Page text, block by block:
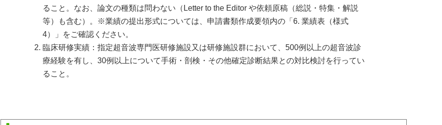
ること。なお、論文の種類は問わない（Letter to the Editor や依頼原稿（総説・特集・解説
等）も含む）。※業績の提出形式については、申請書類作成要領内の「6. 業績表（様式
4）」をご確認ください。
臨床研修実績：指定超音波専門医研修施設又は研修施設群において、500例以上の超音波診
療経験を有し、30例以上について手術・剖検・その他確定診断結果との対比検討を行ってい
ること。